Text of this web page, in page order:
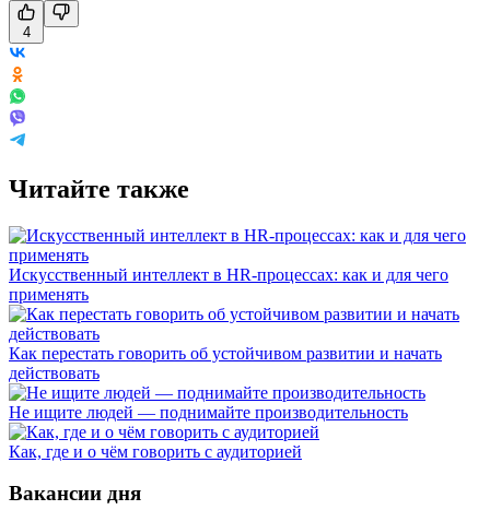
4
Читайте также
Искусственный интеллект в HR-процессах: как и для чего
применять
Как перестать говорить об устойчивом развитии и начать
действовать
Не ищите людей — поднимайте производительность
Как, где и о чём говорить с аудиторией
Вакансии дня